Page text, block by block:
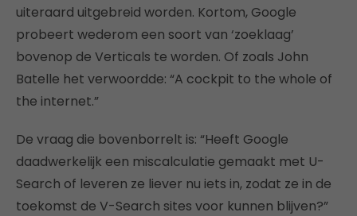
uiteraard uitgebreid worden. Kortom, Google
probeert wederom een soort van ‘zoeklaag’
bovenop de Verticals te worden. Of zoals John
Batelle het verwoordde: “A cockpit to the whole of
the internet.”
De vraag die bovenborrelt is: “Heeft Google
daadwerkelijk een miscalculatie gemaakt met U-
Search of leveren ze liever nu iets in, zodat ze in de
toekomst de V-Search sites voor kunnen blijven?”